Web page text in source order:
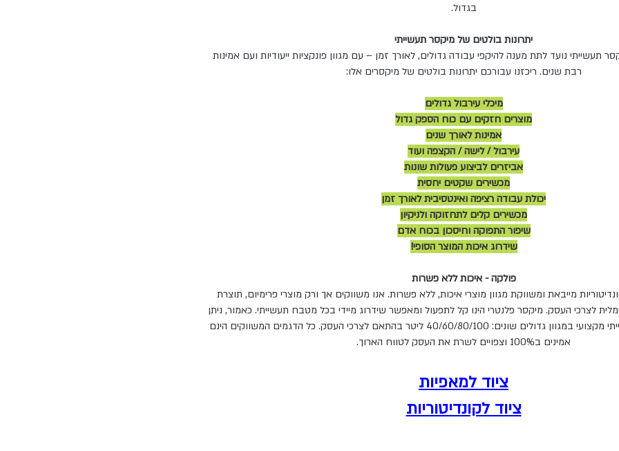
בגדול.
יתרונות בולטים של מיקסר תעשייתי
תעשייתי נועד לתת מענה להיקפי עבודה גדולים, לאורך זמן – עם מגוון פונקציות ייעודיות ועם אמינות
רבת שנים. ריכזנו עבורכם יתרונות בולטים של מיקסרים אלו:
מיכלי עירבול גדולים
מוצרים חזקים עם כוח הספק גדול
אמינות לאורך שנים
עירבול / לישה / הקצפה ועוד
אביזרים לביצוע פעולות שונות
מכשירים שקטים יחסית
יכולת עבודה רציפה ואינטסיבית לאורך זמן
מכשירים קלים לתחזוקה ולניקיון
שיפור התפוקה וחיסכון בכוח אדם
שידרוג איכות המוצר הסופי!
פולקה - איכות ללא פשרות
מייבאת ומשווקת מגוון מוצרי איכות, ללא פשרות. אנו משווקים אך ורק מוצרי פרימיום, תוצרת
לצרכי העסק. מיקסר פלנטרי הינו קל לתפעול ומאפשר שידרוג מיידי בכל מטבח תעשייתי. כאמור, ניתן
לבחור מערבל בצק תעשייתי מקצועי במגוון גדולים שונים: 40/60/80/100 ליטר בהתאם לצרכי העסק. כל הדגמים המשווקים הינם
אמינים ב100% וצפויים לשרת את העסק לטווח הארוך.
ציוד למאפיות
ציוד לקונדיטוריות